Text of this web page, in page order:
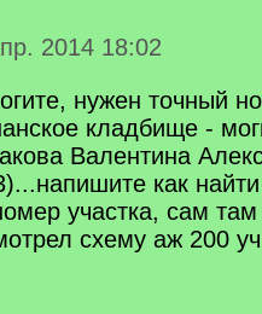
2014 18:02
нужен точный
кладбище -
Валентина
как
участка, сам
схему аж 200